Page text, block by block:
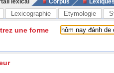
lexical Corpus
Lexicographie Etymologie
une forme